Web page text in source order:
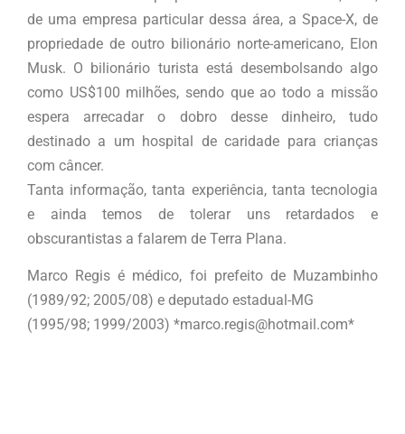
de uma empresa particular dessa área, a Space-X, de
propriedade de outro bilionário norte-americano, Elon
Musk. O bilionário turista está desembolsando algo
como US$100 milhões, sendo que ao todo a missão
espera arrecadar o dobro desse dinheiro, tudo
destinado a um hospital de caridade para crianças
com câncer.
Tanta informação, tanta experiência, tanta tecnologia
e ainda temos de tolerar uns retardados e
obscurantistas a falarem de Terra Plana.
Marco Regis é médico, foi prefeito de Muzambinho
(1989/92; 2005/08) e deputado estadual-MG
(1995/98; 1999/2003) *marco.regis@hotmail.com*